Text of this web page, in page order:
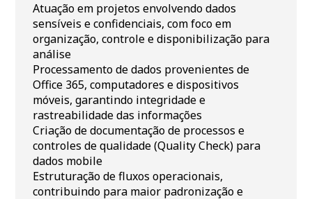
Atuação em projetos envolvendo dados
sensíveis e confidenciais, com foco em
organização, controle e disponibilização para
análise
Processamento de dados provenientes de
Office 365, computadores e dispositivos
móveis, garantindo integridade e
rastreabilidade das informações
Criação de documentação de processos e
controles de qualidade (Quality Check) para
dados mobile
Estruturação de fluxos operacionais,
contribuindo para maior padronização e